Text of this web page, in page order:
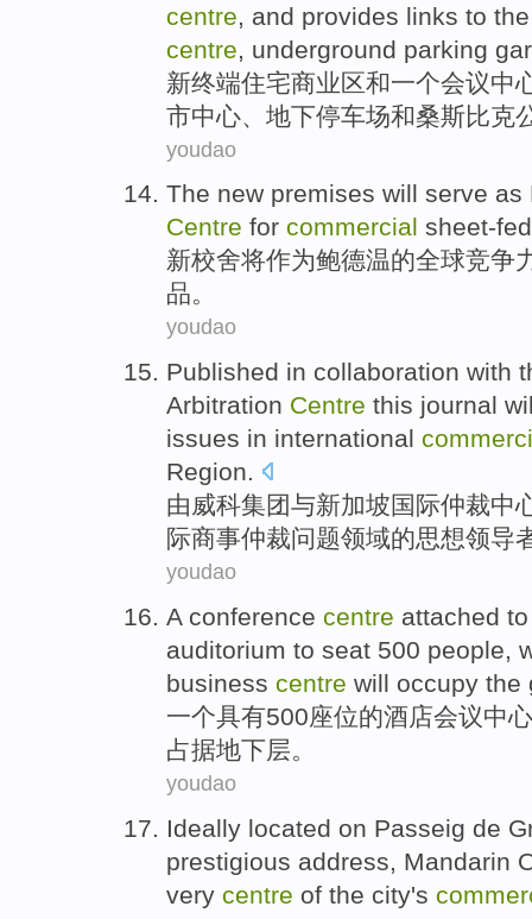
centre , and provides links to the
centre
underground parking
新终端住宅商业区和一个会议中
市中心、 地下停车场和桑斯比克
youdao
The new premises will serve as
Centre for commercial sheet-fed
新校舍将作为鲍德温的全球竞争
品。
youdao
Published in collaboration with
Arbitration Centre this journal
issues in international
Region.
由威科集团与新加坡国际仲裁中
际商事仲裁问题领域的思想领导
youdao
A conference centre attached
auditorium to seat 500 people,
business centre will occupy the
一个具有500座位的酒店会议中心
占据地下层。
youdao
Ideally located on Passeig de
prestigious address, Mandarin
very centre of the city's